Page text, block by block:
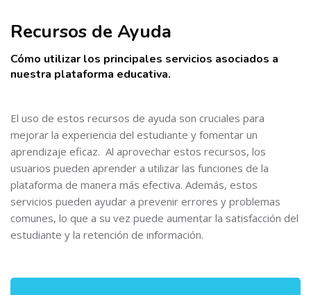
Recursos de Ayuda
Cómo utilizar los principales servicios asociados a
nuestra plataforma educativa.
El uso de estos recursos de ayuda son cruciales para
mejorar la experiencia del estudiante y fomentar un
aprendizaje eficaz. Al aprovechar estos recursos, los
usuarios pueden aprender a utilizar las funciones de la
plataforma de manera más efectiva. Además, estos
servicios pueden ayudar a prevenir errores y problemas
comunes, lo que a su vez puede aumentar la satisfacción del
estudiante y la retención de información.